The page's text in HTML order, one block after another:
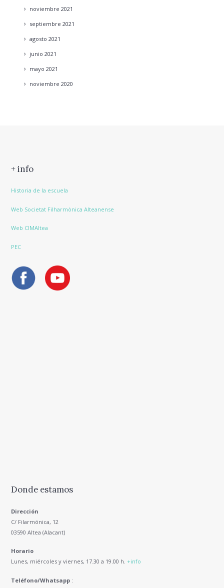
noviembre 2021
septiembre 2021
agosto 2021
junio 2021
mayo 2021
noviembre 2020
+ info
Historia de la escuela
Web Societat Filharmònica Alteanense
Web CIMAltea
PEC
Donde estamos
Dirección
C/ Filarmónica, 12
03590 Altea (Alacant)
Horario
Lunes, miércoles y viernes, 17.30 a 19.00 h. +info
Teléfono/Whatsapp :